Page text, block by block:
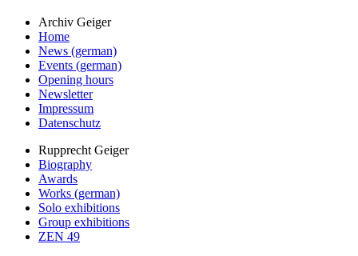
Archiv Geiger
Home
News (german)
Events (german)
Opening hours
Newsletter
Impressum
Datenschutz
Rupprecht Geiger
Biography
Awards
Works (german)
Solo exhibitions
Group exhibitions
ZEN 49